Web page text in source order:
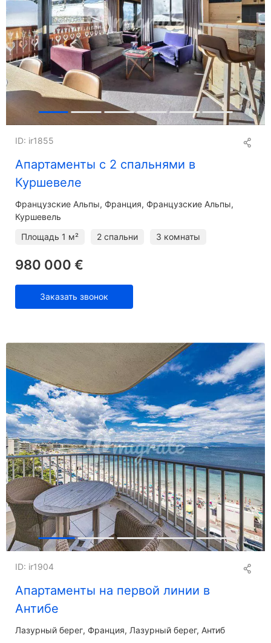
Апартаменты с 2 спальнями в
Куршевеле
ID: ir1855
Французские Альпы Франция, Французские Альпы,
Куршевель
Площадь 1 м² 2 спальни 3 комнаты
980 000 €
Заказать звонок
+9
Апартаменты на первой линии в
Антибе
ID: ir1904
Лазурный берег Франция, Лазурный берег, Антиб